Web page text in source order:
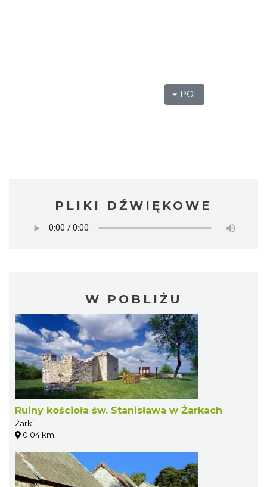
POI
PLIKI DŹWIĘKOWE
W POBLIŻU
Ruiny kościoła św. Stanisława w Żarkach
Żarki
0.04 km